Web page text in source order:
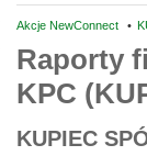
Akcje NewConnect •
Raporty
KPC
KUPIEC
3